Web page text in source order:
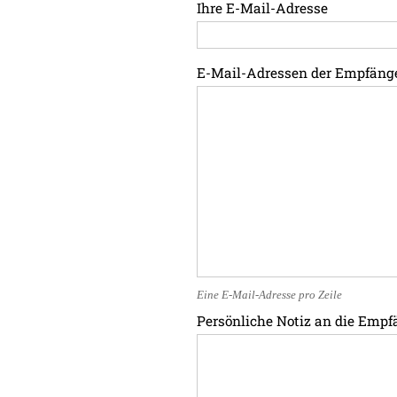
Ihre E-Mail-Adresse
E-Mail-Adressen der
Eine E-Mail-Adresse pro Zeile
Persönliche Notiz an die